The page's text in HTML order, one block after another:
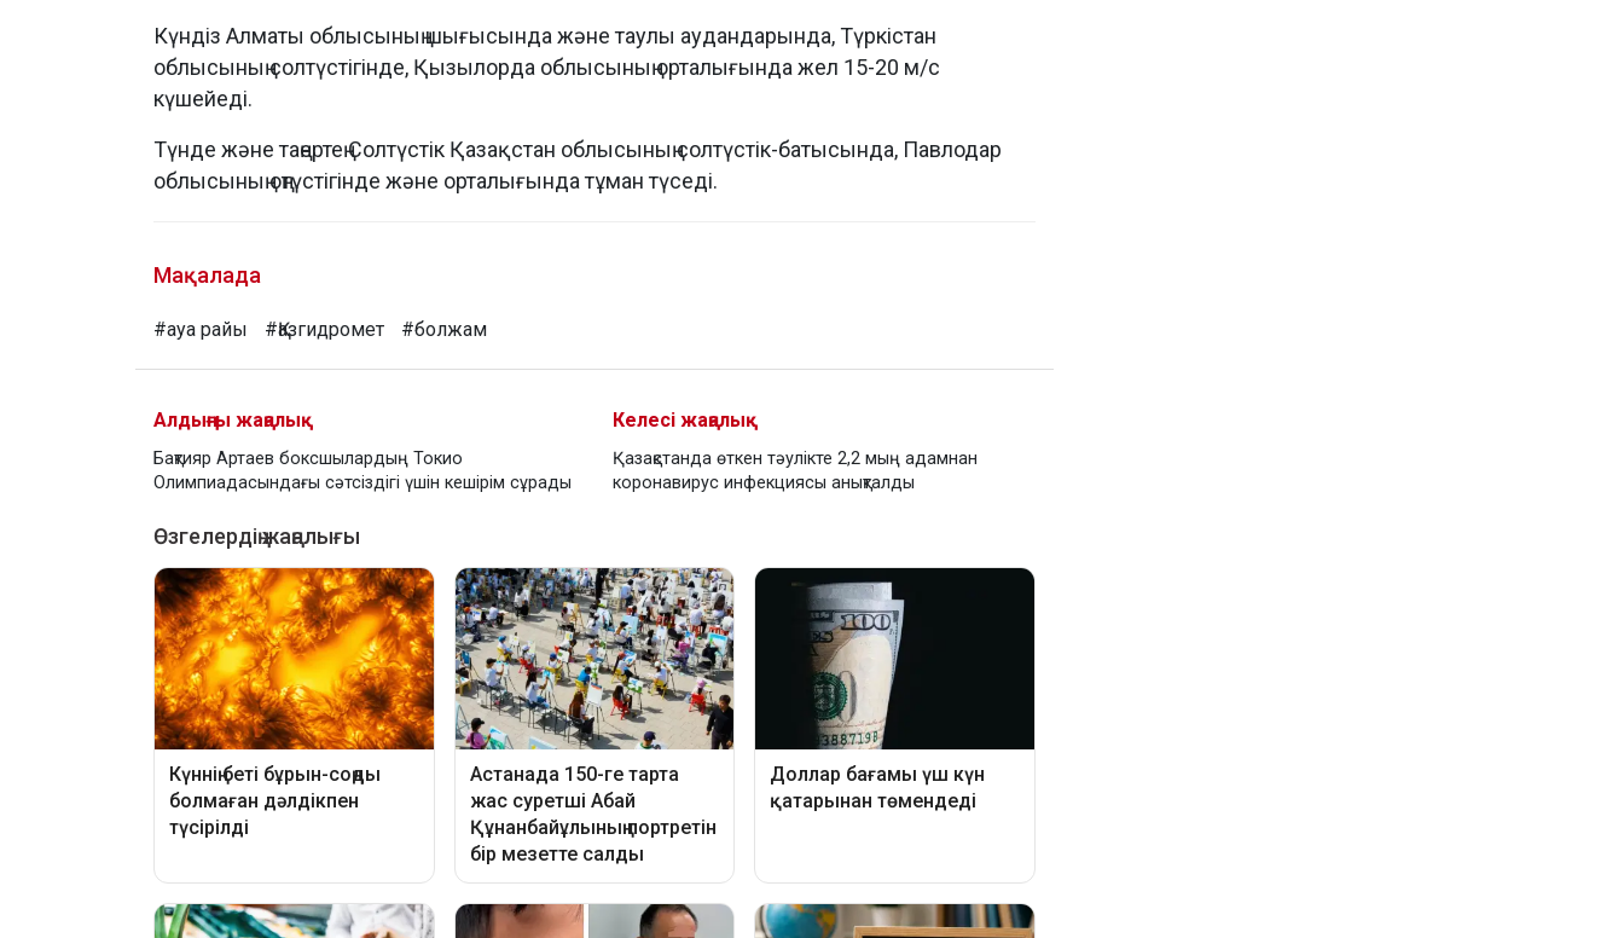
Күндіз Алматы облысының шығысында және таулы аудандарында, Түркістан
облысының солтүстігінде, Қызылорда облысының орталығында жел 15-20 м/с
күшейеді.
Түнде және таңертең Солтүстік Қазақстан облысының солтүстік-батысында, Павлодар
облысының оңтүстігінде және орталығында тұман түседі.
Мақалада
#ауа райы #Қазгидромет #болжам
Алдыңғы жаңалық
Бақтияр Артаев боксшылардың Токио
Олимпиадасындағы сәтсіздігі үшін кешірім сұрады
Келесі жаңалық
Қазақстанда өткен тәулікте 2,2 мың адамнан
коронавирус инфекциясы анықталды